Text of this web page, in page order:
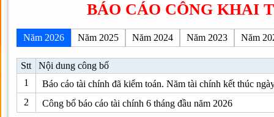
BÁO CÁO CÔNG KHAI
Năm 2026 Năm 2025 Năm 2024 Năm 2023 Năm
Stt
Nội dung công bố
1
Báo cáo tài chính đã kiểm toán. Năm tài chính kết thúc
2
Công bố báo cáo tài chính 6 tháng đầu năm 2026